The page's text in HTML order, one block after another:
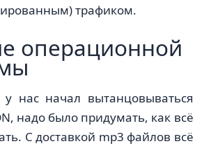
трафиком.
операционной
у нас начал вытанцовываться
надо было придумать, как всё
С доставкой mp3 файлов всё